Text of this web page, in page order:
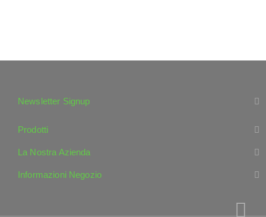
Newsletter Signup
Prodotti
La Nostra Azienda
Informazioni Negozio